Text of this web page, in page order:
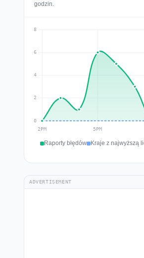
godzin.
Raporty błędów Kraje z najwyższą
ADVERTISEMENT